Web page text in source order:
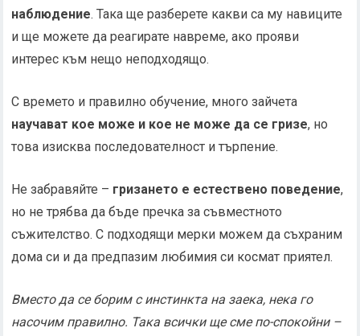
наблюдение. Така ще разберете какви са му навиците
и ще можете да реагирате навреме, ако прояви
интерес към нещо неподходящо.
С времето и правилно обучение, много зайчета
научават кое може и кое не може да се гризе, но
това изисква последователност и търпение.
Не забравяйте – гризането е естествено поведение,
но не трябва да бъде пречка за съвместното
съжителство. С подходящи мерки можем да съхраним
дома си и да предпазим любимия си космат приятел.
Вместо да се борим с инстинкта на заека, нека го
насочим правилно. Така всички ще сме по-спокойни –